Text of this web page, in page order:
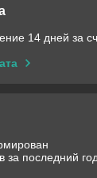
14 дней за
за последний год